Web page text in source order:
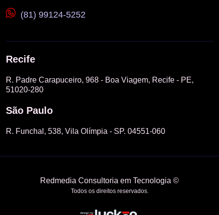
(81) 99124-5252
Recife
R. Padre Carapuceiro, 968 - Boa Viagem, Recife - PE,
51020-280
São Paulo
R. Funchal, 538, Vila Olímpia - SP. 04551-060
Redmedia Consultoria em Tecnologia ©
Todos os direitos reservados.